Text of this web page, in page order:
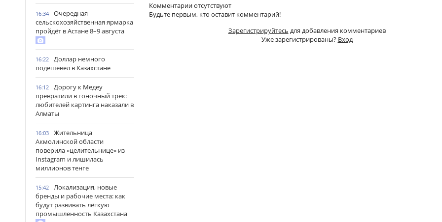
16:34
Очередная
сельскохозяйственная ярмарка
пройдёт в Астане 8–9 августа
16:22
Доллар немного
подешевел в Казахстане
16:12
Дорогу к Медеу
превратили в гоночный трек:
любителей картинга наказали в
Алматы
16:03
Жительница
Акмолинской области
поверила «целительнице» из
Instagram и лишилась
миллионов тенге
15:42
Локализация, новые
бренды и рабочие места: как
будут развивать лёгкую
промышленность Казахстана
Комментарии отсутствуют
Будьте первым, кто оставит комментарий!
Зарегистрируйтесь для добавления комментариев
Уже зарегистрированы? Вход